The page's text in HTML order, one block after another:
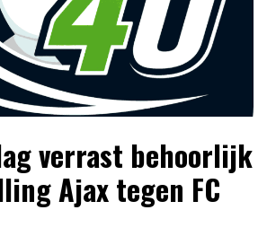
Voetbalnieuws |
&
voetbal |
en achtergronden over clubs,
uit binnen- en buitenland.
verrast behoorlijk
Ajax tegen FC